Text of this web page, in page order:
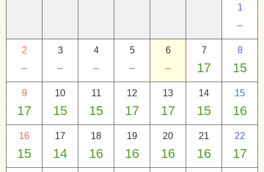
1
－
2
－
3
－
4
－
5
－
6
－
7
17
8
15
9
17
10
15
11
15
12
17
13
17
14
15
15
16
16
15
17
14
18
16
19
16
20
16
21
16
22
17